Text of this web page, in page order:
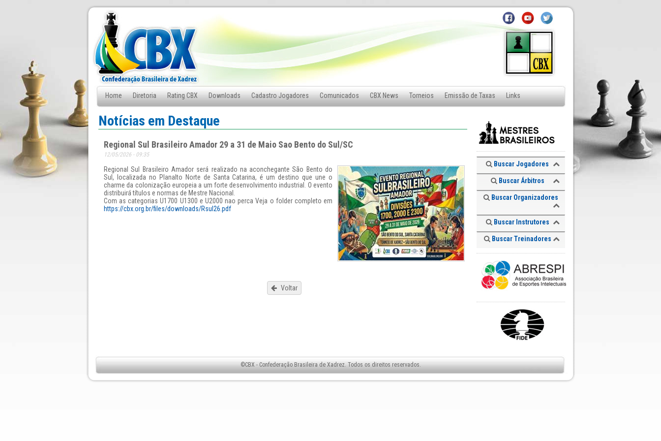
Home Diretoria Rating CBX Downloads Cadastro Jogadores Comunicados CBX News Torneios Emissão de Taxas Links
Fale Conosco
Notícias em Destaque
Regional Sul Brasileiro Amador 29 a 31 de Maio Sao Bento do Sul/SC
12/05/2026 - 09:35
Regional Sul Brasileiro Amador será realizado na aconchegante São Bento do
Sul, localizada no Planalto Norte de Santa Catarina, é um destino que une o
charme da colonização europeia a um forte desenvolvimento industrial. O evento
distribuirá títulos e normas de Mestre Nacional.
Com as categorias U1700 U1300 e U2000 nao perca Veja o folder completo em
https://cbx.org.br/files/downloads/Rsul26.pdf
Voltar
Buscar Jogadores
Buscar Árbitros
Buscar Organizadores
Buscar Instrutores
Buscar Treinadores
©CBX - Confederação Brasileira de Xadrez. Todos os direitos reservados.